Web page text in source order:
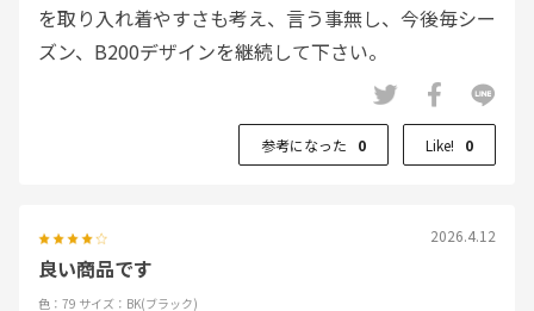
を取り入れ着やすさも考え、言う事無し、今後毎シー
ズン、B200デザインを継続して下さい。
参考になった 0 Like! 0
2026.4.12
良い商品です
色：79 サイズ：BK(ブラック)